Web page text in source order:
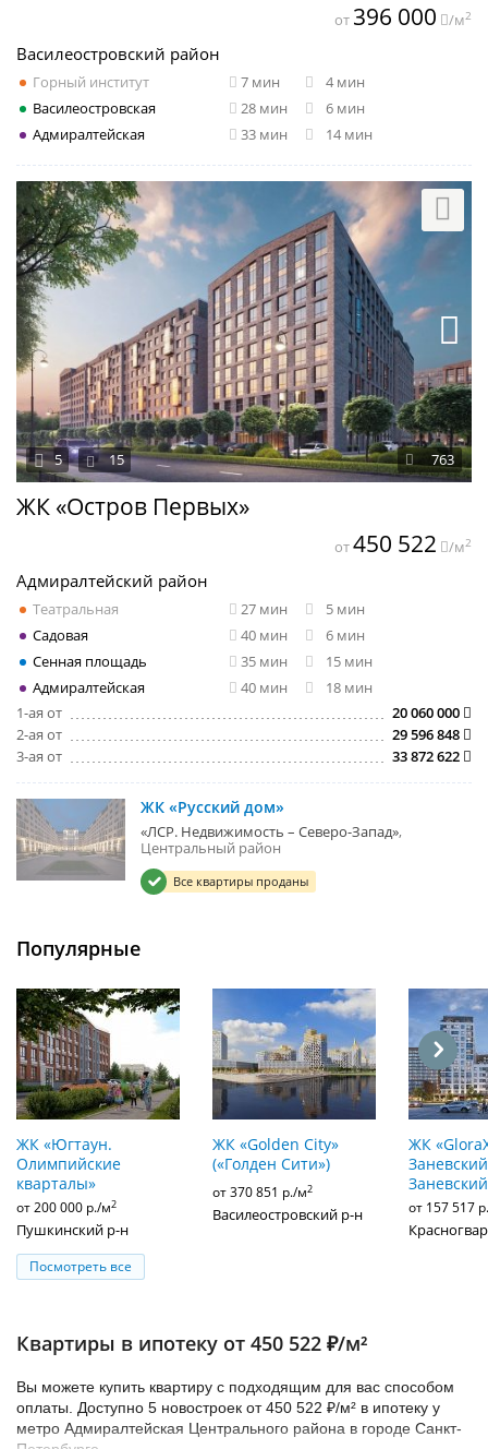
Василеостровский район
Горный институт 7 мин
4 мин
Василеостровская
28 мин
6 мин
Адмиралтейская
33 мин 14 мин
от 396 000 /м2
ЖК «Остров Первых»
763
5 15
Адмиралтейский район
Театральная 27 мин
5 мин
Садовая
40 мин
6 мин
Сенная площадь
35 мин
15 мин
Адмиралтейская
40 мин
18 мин
1-ая от
20 060 000
2-ая от
29 596 848
3-ая от
33 872 622
от450 522 /м2
ЖК «Русский дом»
«ЛСР. Недвижимость – Северо-Запад»
Центральный район
Все квартиры проданы
Популярные
ЖК «Югтаун.
Олимпийские
кварталы»
от 200 000 р./м2
Пушкинский р-н
ЖК «Golden City»
(«Голден Сити»)
от 370 851 р./м2
Василеостровский р-н
ЖК
от 157 517
Посмотреть все
Квартиры в ипотеку от 450 522 ₽/м²
Вы можете купить квартиру с подходящим для вас способом
оплаты. Доступно 5 новостроек от 450 522 ₽/м² в ипотеку у
метро Адмиралтейская Центрального района в городе Санкт-